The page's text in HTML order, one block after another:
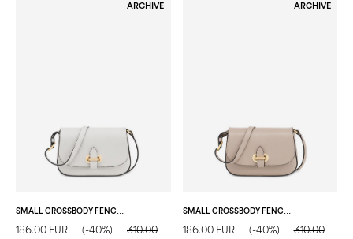
ARCHIVE
SMALL CROSSBODY FENCE BAG IN VITELLO BOTTALATO AVORIO
186.00 EUR (-40%)
310.00
ARCHIVE
SMALL CROSSBODY FENCE BAG IN VITELLO BOTTALATO TAUPE
186.00 EUR (-40%)
310.00